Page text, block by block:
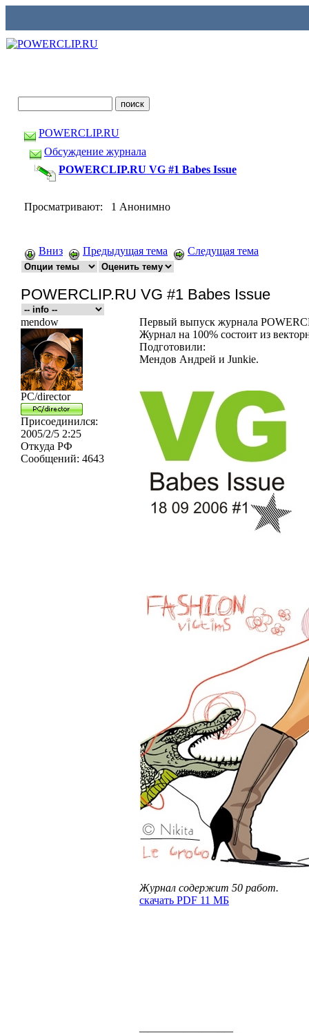
POWERCLIP.RU
Обсуждение журнала
POWERCLIP.RU VG #1 Babes Issue
Просматривают: 1 Анонимно
Вниз Предыдущая тема Следущая тема
POWERCLIP.RU VG #1 Babes Issue
mendow
PC/director
Присоединился:
2005/2/5 2:25
Откуда РФ
Сообщений: 4643
Первый выпуск журнала
Журнал на 100% состоит из
Подготовили:
Мендов Андрей и Junkie.
Журнал содержит 50 работ.
скачать PDF 11 МБ